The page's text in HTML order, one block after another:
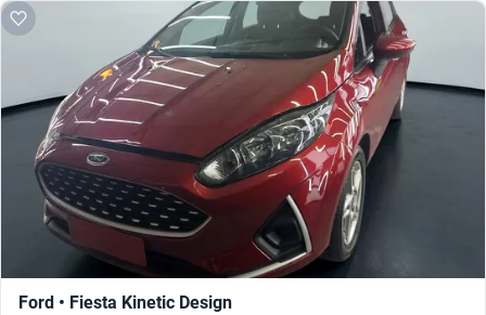
Ford • Fiesta Kinetic Design